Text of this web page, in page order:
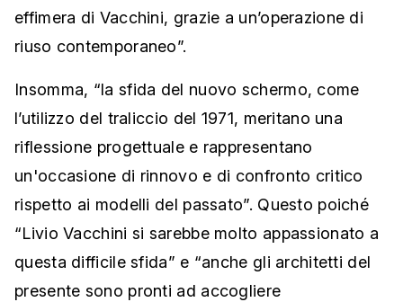
effimera di Vacchini, grazie a un’operazione di
riuso contemporaneo”.
Insomma, “la sfida del nuovo schermo, come
l’utilizzo del traliccio del 1971, meritano una
riflessione progettuale e rappresentano
un'occasione di rinnovo e di confronto critico
rispetto ai modelli del passato”. Questo poiché
“Livio Vacchini si sarebbe molto appassionato a
questa difficile sfida” e “anche gli architetti del
presente sono pronti ad accogliere